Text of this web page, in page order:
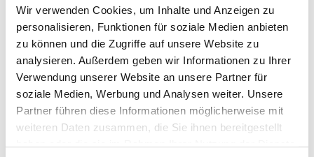
Wir verwenden Cookies, um Inhalte und Anzeigen zu
personalisieren, Funktionen für soziale Medien anbieten
zu können und die Zugriffe auf unsere Website zu
analysieren. Außerdem geben wir Informationen zu Ihrer
Verwendung unserer Website an unsere Partner für
soziale Medien, Werbung und Analysen weiter. Unsere
Partner führen diese Informationen möglicherweise mit
weiteren Daten zusammen, die Sie ihnen bereitgestellt
Entspannungsübungen findest du in der7Mind-Study-
Appoder der»Entspannungstechniken Kollektion«
Bewusste Pausen können deinen Lernfortschritt
begünstigen und deine kognitive Leistungsfähigkeit
verbessern. Deshalb: Tu dir selbst etwas Gutes und
mach mal Pause! Selbst kleine Auszeiten können dir